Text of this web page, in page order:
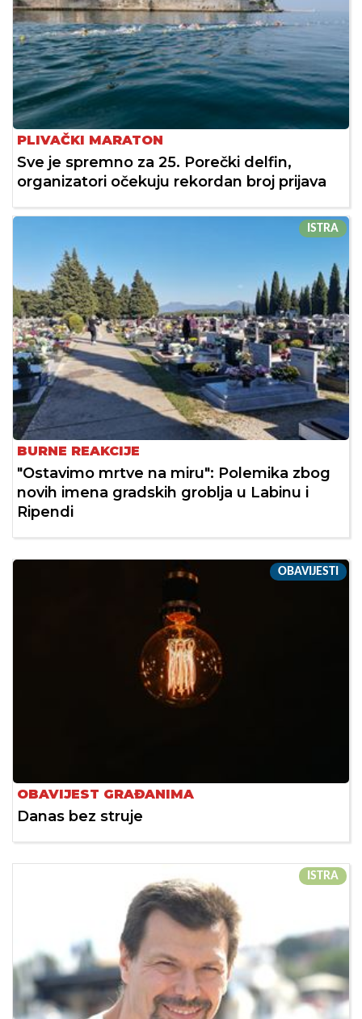
PLIVAČKI MARATON
Sve je spremno za 25. Porečki delfin,
organizatori očekuju rekordan broj prijava
ISTRA
BURNE REAKCIJE
"Ostavimo mrtve na miru": Polemika zbog
novih imena gradskih groblja u Labinu i
Ripendi
OBAVIJESTI
OBAVIJEST GRAĐANIMA
Danas bez struje
ISTRA